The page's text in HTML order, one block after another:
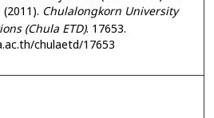
Chulalongkorn University
(Chula ETD). 17653.
chulaetd/17653